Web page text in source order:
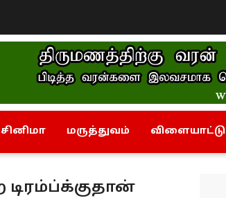
சினிமா மருத்துவம் விளையாட்டு
டிரம்ப்க்குதான்